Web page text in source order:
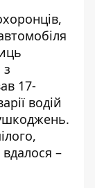
з
17-
водій
–